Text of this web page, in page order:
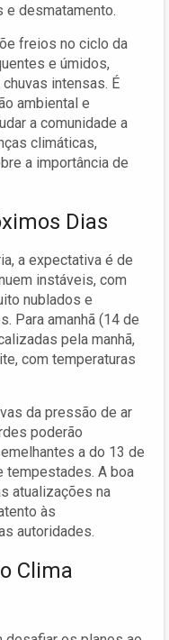
e desmatamento.
freios no ciclo da
e úmidos,
intensas. É
ambiental e
a comunidade a
climáticas,
a importância de
Dias
a expectativa é de
instáveis, com
nublados e
Para amanhã (14 de
pela manhã,
com temperaturas
da pressão de ar
poderão
a do 13 de
tempestades. A boa
atualizações na
às
autoridades.
Clima